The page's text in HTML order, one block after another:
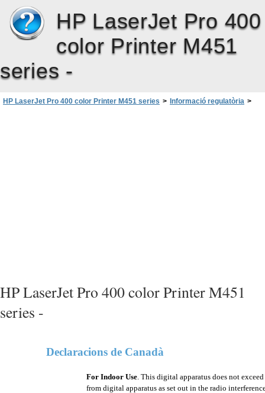
HP LaserJet Pro 400
color Printer M451
series -
HP LaserJet Pro 400 color Printer M451 series > Informació regulatòria >
HP LaserJet Pro 400 color Printer M451
series -
Declaracions de Canadà
For Indoor Use. This digital apparatus does not
from digital apparatus as set out in the radio